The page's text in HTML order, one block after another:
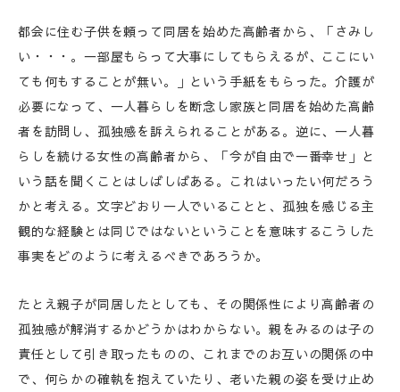
都会に住む子供を頼って同居を始めた高齢者から、「さみし
い・・・。一部屋もらって大事にしてもらえるが、ここにい
ても何もすることが無い。」という手紙をもらった。介護が
必要になって、一人暮らしを断念し家族と同居を始めた高齢
者を訪問し、孤独感を訴えられることがある。逆に、一人暮
らしを続ける女性の高齢者から、「今が自由で一番幸せ」と
いう話を聞くことはしばしばある。これはいったい何だろう
かと考える。文字どおり一人でいることと、孤独を感じる主
観的な経験とは同じではないということを意味するこうした
事実をどのように考えるべきであろうか。
たとえ親子が同居したとしても、その関係性により高齢者の
孤独感が解消するかどうかはわからない。親をみるのは子の
責任として引き取ったものの、これまでのお互いの関係の中
で、何らかの確執を抱えていたり、老いた親の姿を受け止め